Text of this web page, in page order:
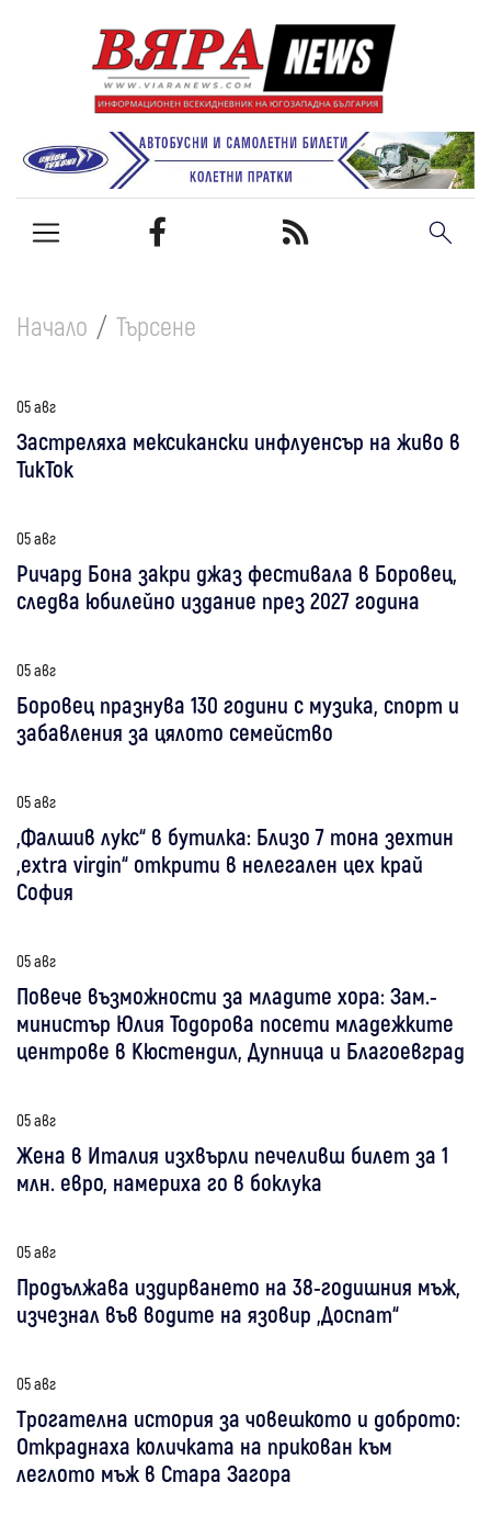
Начало Търсене
05 авг
Застреляха мексикански инфлуенсър на живо в
ТикТок
05 авг
Ричард Бона закри джаз фестивала в Боровец,
следва юбилейно издание през 2027 година
05 авг
Боровец празнува 130 години с музика, спорт и
забавления за цялото семейство
05 авг
„Фалшив лукс“ в бутилка: Близо 7 тона зехтин
„extra virgin“ открити в нелегален цех край
София
05 авг
Повече възможности за младите хора: Зам.-
министър Юлия Тодорова посети младежките
центрове в Кюстендил, Дупница и Благоевград
05 авг
Жена в Италия изхвърли печеливш билет за 1
млн. евро, намериха го в боклука
05 авг
Продължава издирването на 38-годишния мъж,
изчезнал във водите на язовир „Доспат“
05 авг
Трогателна история за човешкото и доброто:
Откраднаха количката на прикован към
леглото мъж в Стара Загора